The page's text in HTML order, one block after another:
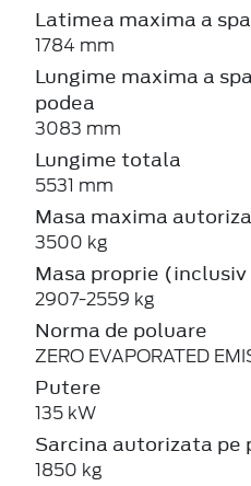
Latimea maxima a
1784 mm
Lungime maxima a
podea
3083 mm
Lungime totala
5531 mm
Masa maxima
3500 kg
Masa proprie
2907-2559 kg
Norma de poluare
ZERO EVAPORATED
Putere
135 kW
Sarcina autorizata pe
1850 kg